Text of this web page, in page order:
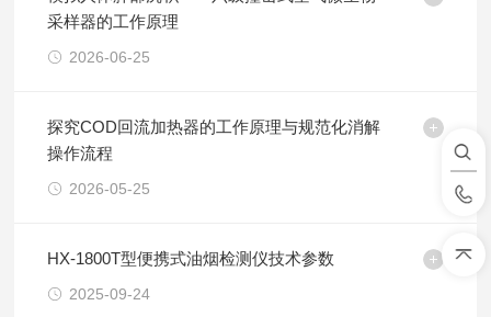
采样器的工作原理
2026-06-25
探究COD回流加热器的工作原理与规范化消解
操作流程
2026-05-25
HX-1800T型便携式油烟检测仪技术参数
2025-09-24